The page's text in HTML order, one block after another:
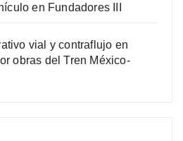
en Fundadores III
vial y contraflujo en
obras del Tren México-